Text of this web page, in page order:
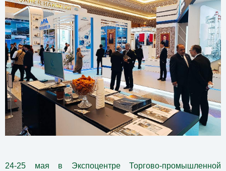
24-25 мая в Экспоцентре Торгово-промышленной